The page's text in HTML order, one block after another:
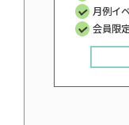
月例イ
会員限